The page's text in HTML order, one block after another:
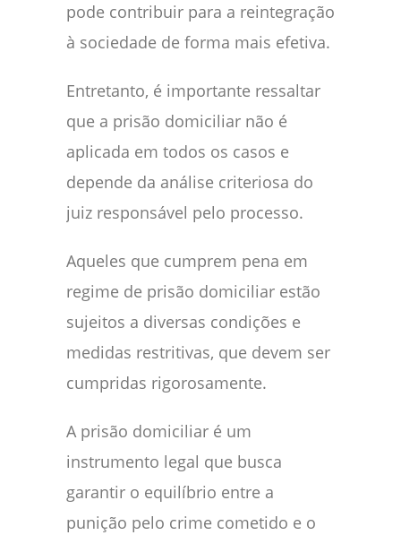
pode contribuir para a reintegração
à sociedade de forma mais efetiva.
Entretanto, é importante ressaltar
que a prisão domiciliar não é
aplicada em todos os casos e
depende da análise criteriosa do
juiz responsável pelo processo.
Aqueles que cumprem pena em
regime de prisão domiciliar estão
sujeitos a diversas condições e
medidas restritivas, que devem ser
cumpridas rigorosamente.
A prisão domiciliar é um
instrumento legal que busca
garantir o equilíbrio entre a
punição pelo crime cometido e o